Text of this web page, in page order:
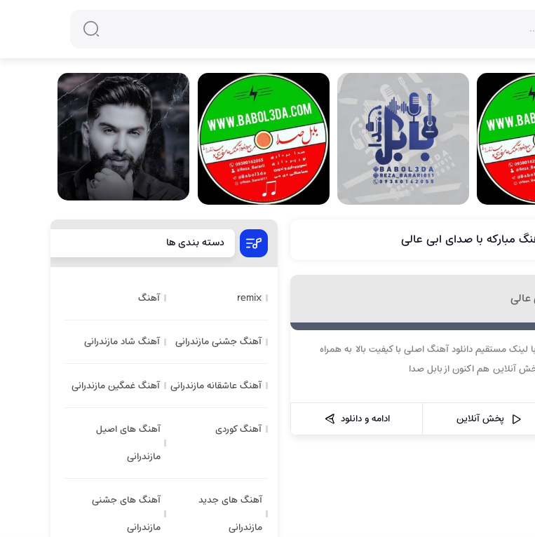
مبارکه با صدای ابی عالی
عالی
لینک مستقیم دانلود آهنگ اصلی با کیفیت بالا به همراه
آنلاین هم اکنون از بابل صدا
پخش آنلاین ادامه و دانلود
دسته بندی ها
remix آهنگ
آهنگ جشنی مازندرانی آهنگ شاد مازندرانی
آهنگ عاشقانه مازندرانی آهنگ غمگین مازندرانی
آهنگ کوردی
آهنگ های اصیل
مازندرانی
آهنگ های جدید
مازندرانی
آهنگ های جشنی
مازندرانی